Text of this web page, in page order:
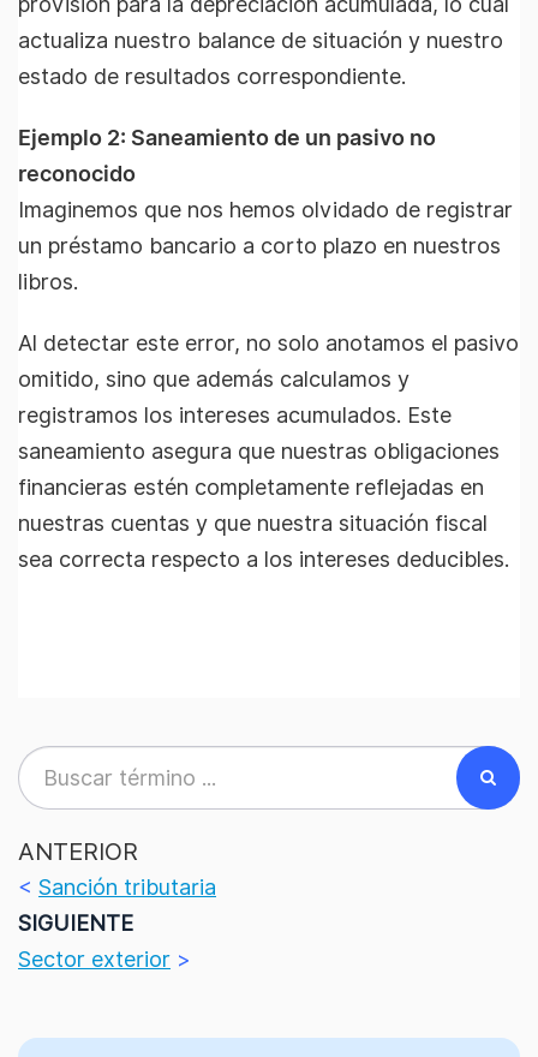
actualiza nuestro balance de situación y nuestro
estado de resultados correspondiente.
Ejemplo 2: Saneamiento de un pasivo no
reconocido
Imaginemos que nos hemos olvidado de registrar
un préstamo bancario a corto plazo en nuestros
libros.
Al detectar este error, no solo anotamos el pasivo
omitido, sino que además calculamos y
registramos los intereses acumulados. Este
saneamiento asegura que nuestras obligaciones
financieras estén completamente reflejadas en
nuestras cuentas y que nuestra situación fiscal
sea correcta respecto a los intereses deducibles.
ANTERIOR
< Sanción tributaria
SIGUIENTE
Sector exterior >